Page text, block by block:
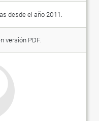
desde el año 2011.
versión PDF.